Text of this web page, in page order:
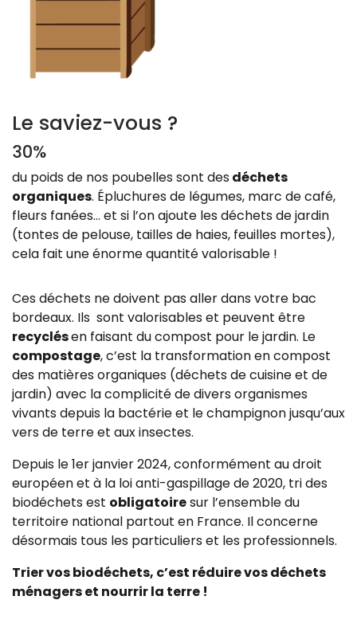
Le saviez-vous ?
30%
du poids de nos poubelles sont desdéchets
organiques. Épluchures de légumes, marc de café,
fleurs fanées… et si l’on ajoute les déchets de jardin
(tontes de pelouse, tailles de haies, feuilles mortes),
cela fait une énorme quantité valorisable !
Ces déchets ne doivent pas aller dans votre bac
bordeaux. Ils sont valorisables et peuvent être
recyclésen faisant du compost pour le jardin. Le
compostage, c’est la transformation en compost
des matières organiques (déchets de cuisine et de
jardin) avec la complicité de divers organismes
vivants depuis la bactérie et le champignon jusqu’aux
vers de terre et aux insectes.
Depuis le 1er janvier 2024, conformément au droit
européen et à la loi anti-gaspillage de 2020, tri des
biodéchets est obligatoiresur l’ensemble du
territoire national partout en France. Il concerne
désormais tous les particuliers et les professionnels.
Trier vos biodéchets, c’est réduire vos déchets
ménagers et nourrir la terre !